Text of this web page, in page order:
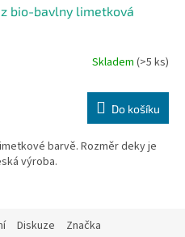
bio-bavlny limetková
Skladem (>5 ks)
Do košíku
barvě. Rozměr deky je
výroba.
Diskuze Značka